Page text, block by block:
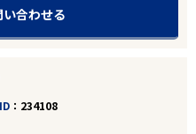
合わせる
234108